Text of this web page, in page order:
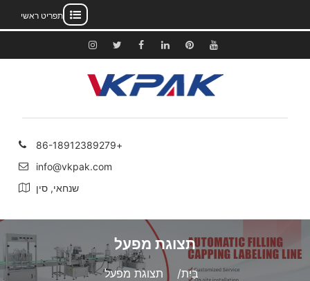
לתוכן
תפריט ראשי
יוטיובפינטרסטלינקדאיןפייסבוקלְצַפְצֵףאינסטגרם
+86-18912389279
info@vkpak.com
שנחאי, סין
תצוגת מפעל
בַּיִת תצוגת מפעל